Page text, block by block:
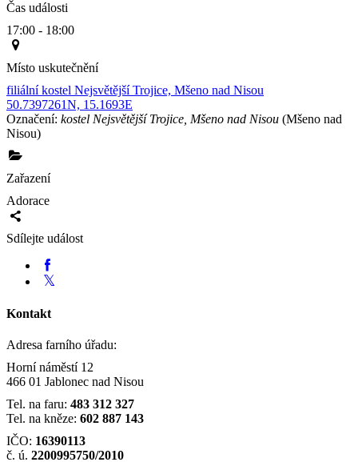
Čas události
17:00 - 18:00
Místo uskutečnění
filiální kostel Nejsvětější Trojice, Mšeno nad Nisou
50.7397261N, 15.1693E
Označení: kostel Nejsvětější Trojice, Mšeno nad Nisou (Mšeno nad
Nisou)
Zařazení
Adorace
Sdílejte událost
Kontakt
Adresa farního úřadu:
Horní náměstí 12
466 01 Jablonec nad Nisou
Tel. na faru: 483 312 327
Tel. na kněze: 602 887 143
IČO: 16390113
č. ú. 2200995750/2010